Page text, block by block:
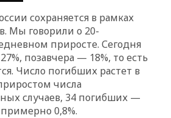
сохраняется в рамках
Мы говорили о 20-
приросте. Сегодня
позавчера — 18%, то есть
Число погибших растет в
числа
случаев, 34 погибших —
0,8%.